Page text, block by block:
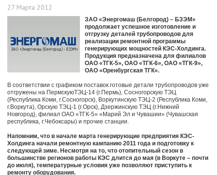
27 Марта 2012
ЗАО «Энергомаш (Белгород) – БЗЭМ»
продолжает успешное изготовление и
отгрузку деталей трубопроводов для
реализации ремонтной программы
генерирующих мощностей КЭС-Холдинга.
Продукция предназначена для филиалов
ОАО «ТГК-5», ОАО «ТГК-6», ОАО «ТГК-9»,
ОАО «Оренбургская ТГК».
В соответствии с графиком поставок готовые детали трубопроводов уже
отгружены на ПермскуюТЭЦ-14 (г.Пермь), Сосногорскую ТЭЦ
(Республика Коми, г.Сосногорск), Воркутинскую ТЭЦ-2 (Республика Коми,
г.Воркута), Орскую ТЭЦ-1 (г.Орск), Дзержинскую ТЭЦ (г.Нижний
Новгород), филиал ОАО «ТГК-5» «Марий Эл и Чувашии» (Чувашская
республика, г.Чебоксары) и прочие станции.
Напомним, что в начале марта генерирующие предприятия КЭС-
Холдинга начали ремонтную кампанию 2011 года и подготовку к
следующей зиме. Несмотря на то, что отопительный сезон в
большинстве регионов работы КЭС длится до мая (в Воркуте – почти
до июля), температурные условия уже позволяют приступить к
ремонту оборудования.